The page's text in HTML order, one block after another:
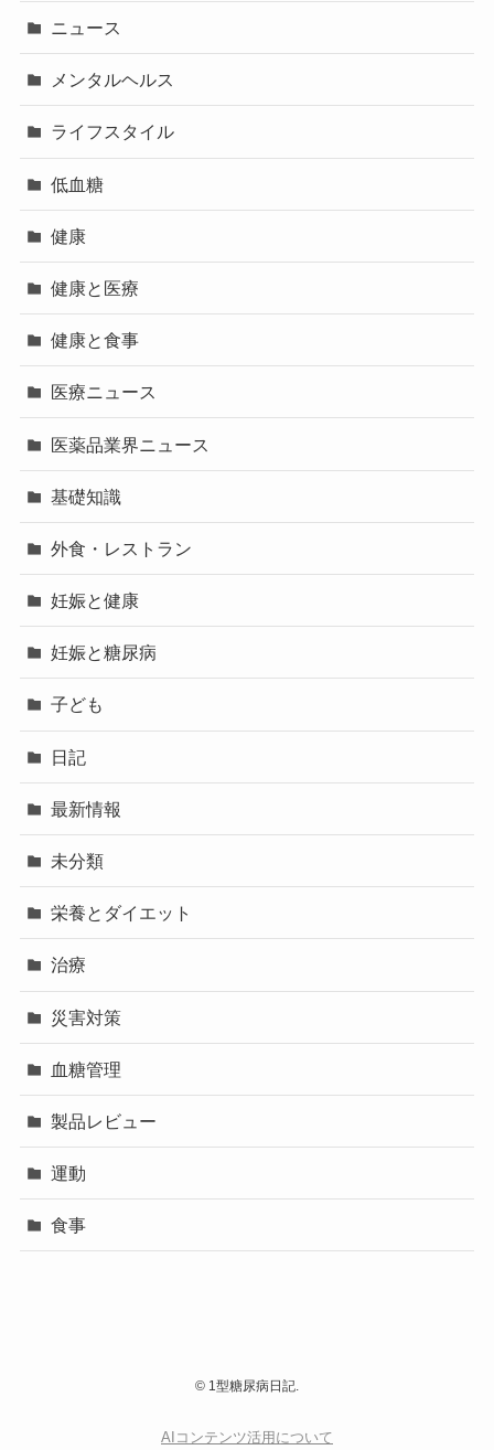
ニュース
メンタルヘルス
ライフスタイル
低血糖
健康
健康と医療
健康と食事
医療ニュース
医薬品業界ニュース
基礎知識
外食・レストラン
妊娠と健康
妊娠と糖尿病
子ども
日記
最新情報
未分類
栄養とダイエット
治療
災害対策
血糖管理
製品レビュー
運動
食事
© 1型糖尿病日記.
AIコンテンツ活用について